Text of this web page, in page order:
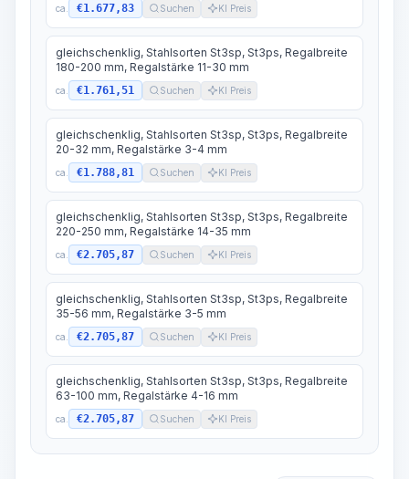
ca. €1.677,83 Suchen KI Preis
gleichschenklig, Stahlsorten St3sp, St3ps, Regalbreite
180-200 mm, Regalstärke 11-30 mm
ca. €1.761,51 Suchen KI Preis
gleichschenklig, Stahlsorten St3sp, St3ps, Regalbreite
20-32 mm, Regalstärke 3-4 mm
ca. €1.788,81 Suchen KI Preis
gleichschenklig, Stahlsorten St3sp, St3ps, Regalbreite
220-250 mm, Regalstärke 14-35 mm
ca. €2.705,87 Suchen KI Preis
gleichschenklig, Stahlsorten St3sp, St3ps, Regalbreite
35-56 mm, Regalstärke 3-5 mm
ca. €2.705,87 Suchen KI Preis
gleichschenklig, Stahlsorten St3sp, St3ps, Regalbreite
63-100 mm, Regalstärke 4-16 mm
ca. €2.705,87 Suchen KI Preis